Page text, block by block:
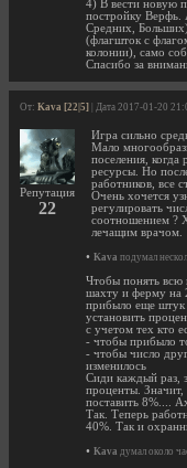
4) В вести новую
постройку Верфь.
Средних,
(флагшток с
колонии), само
Спасибо за
От: Kava [22|5] | Дата 2017-01-20
Репутация
22
Игра сильно
Мало
поселения,
ресурсы. Но
работников, все
Очень хочется
регулировать
соотношением ?
лечащим врачом.
• Kava подумал
Чтобы понять всю
шахту и ферму на
прибыло еще штук
установить
с учетом тех кто
- чтобы прибыло
- чтобы число
изменилось
Сиди каждый раз,
проценты.
поставить 8%....
Так. Теперь
40%. Так и
• Kava думал около